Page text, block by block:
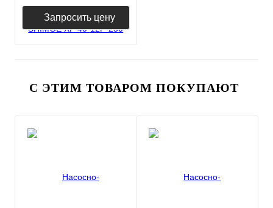
Запросить цену
С ЭТИМ ТОВАРОМ ПОКУПАЮТ